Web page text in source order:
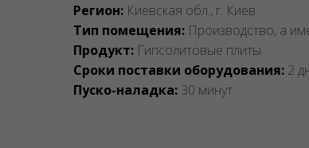
Регион: Киевская обл., г. Киев
Тип помещения: Производство, а
Продукт: Гипсолитовые плиты
Сроки поставки оборудования: 2
Пуско-наладка: 30 минут